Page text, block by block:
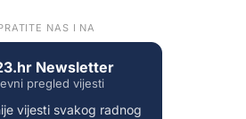
NAS I NA
Newsletter
pregled vijesti
vijesti svakog radnog